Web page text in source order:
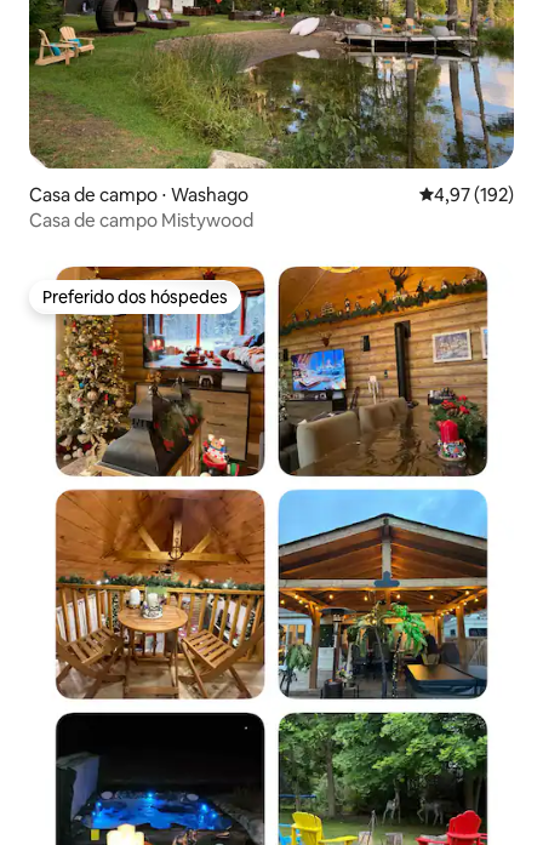
Casa de campo ⋅ Washago 4,97 de uma
4,97 (192)
Casa de campo Mistywood
Preferido dos hóspedes
Preferido dos hóspedes